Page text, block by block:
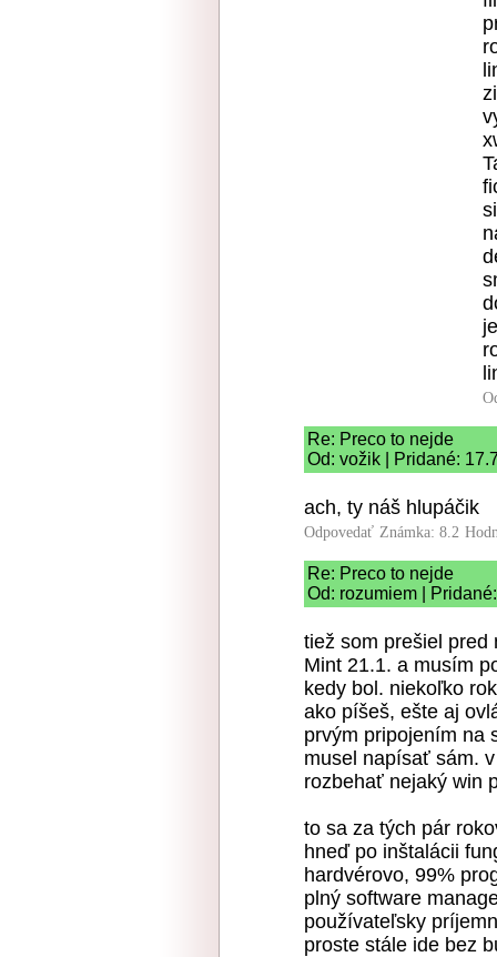
Re: Preco to nejde
Od: vožik | Pridané:
ach, ty náš hlupáčik
Odpovedať Známka: 8.2
Re: Preco to nejde
Od: rozumiem |
tiež som prešiel pred
Mint 21.1. a musím
kedy bol. niekoľko
ako píšeš, ešte aj
prvým pripojením na
musel napísať sám.
rozbehať nejaký win
to sa za tých pár
hneď po inštalácii
hardvérovo, 99%
plný software
používateľsky
proste stále ide bez